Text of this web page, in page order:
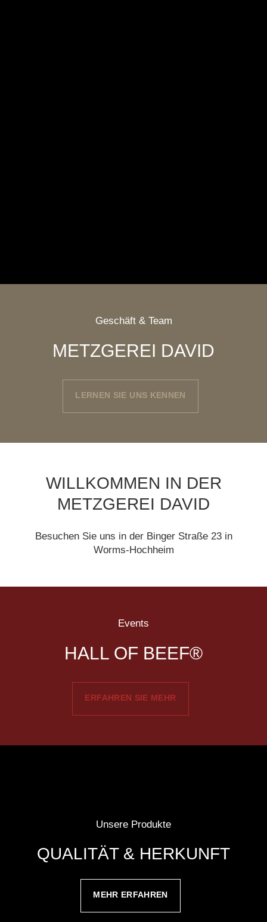
Geschäft & Team
METZGEREI DAVID
LERNEN SIE UNS KENNEN
WILLKOMMEN IN DER
METZGEREI DAVID
Besuchen Sie uns in der Binger Straße 23 in
Worms-Hochheim
Events
HALL OF BEEF®
ERFAHREN SIE MEHR
Unsere Produkte
QUALITÄT & HERKUNFT
MEHR ERFAHREN